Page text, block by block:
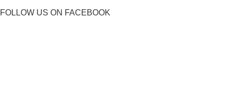
FOLLOW US ON FACEBOOK